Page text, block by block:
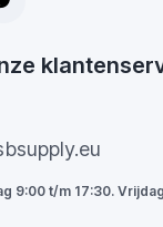
9:00 t/m 17:30.